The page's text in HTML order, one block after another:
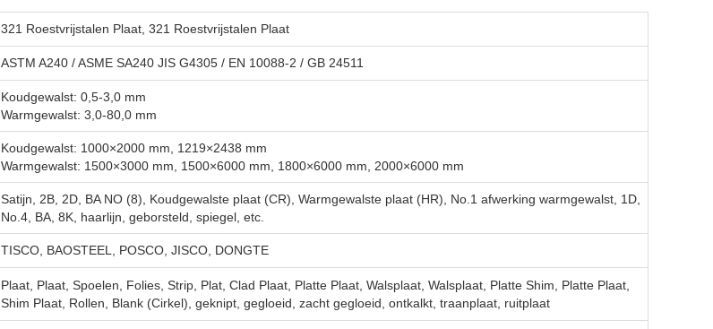
321 Roestvrijstalen Plaat, 321 Roestvrijstalen Plaat
ASTM A240 / ASME SA240 JIS G4305 / EN 10088-2 / GB 24511
Koudgewalst: 0,5-3,0 mm
Warmgewalst: 3,0-80,0 mm
Koudgewalst: 1000×2000 mm, 1219×2438 mm
Warmgewalst: 1500×3000 mm, 1500×6000 mm, 1800×6000 mm, 2000×6000 mm
Satijn, 2B, 2D, BA NO (8), Koudgewalste plaat (CR), Warmgewalste plaat (HR), No.1 afwerking warmgewalst, 1D,
No.4, BA, 8K, haarlijn, geborsteld, spiegel, etc.
TISCO, BAOSTEEL, POSCO, JISCO, DONGTE
Plaat, Plaat, Spoelen, Folies, Strip, Plat, Clad Plaat, Platte Plaat, Walsplaat, Walsplaat, Platte Shim, Platte Plaat,
Shim Plaat, Rollen, Blank (Cirkel), geknipt, gegloeid, zacht gegloeid, ontkalkt, traanplaat, ruitplaat